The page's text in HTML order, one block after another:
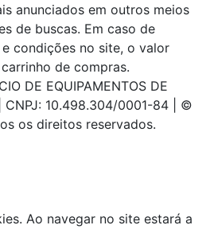
anunciados em outros meios
de buscas. Em caso de
condições no site, o valor
de compras.
DE EQUIPAMENTOS DE
| CNPJ: 10.498.304/0001-84 | ©
os direitos reservados.
Ao navegar no site estará a